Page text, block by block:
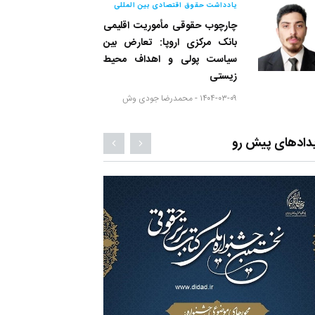
یادداشت حقوق اقتصادی بین المللی
چارچوب حقوقی مأموریت اقلیمی
بانک مرکزی اروپا: تعارض بین
سیاست پولی و اهداف محیط
زیستی
۱۴۰۴-۰۳-۰۹ - محمدرضا جودی وش
پیش رو